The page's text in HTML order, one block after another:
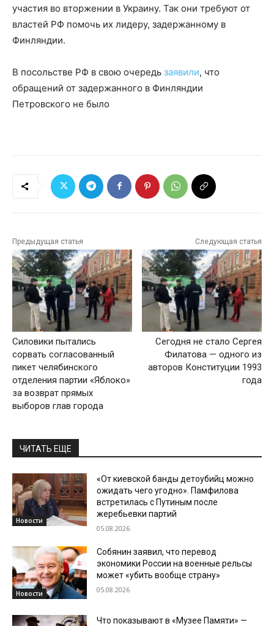
участия во вторжении в Украину. Так они требуют от
властей РФ помочь их лидеру, задержанному в
Финляндии.
В посольстве РФ в свою очередь заявили, что
обращений от задержанного в Финляндии
Петровского не было
Предыдущая статья
Силовики пытались
сорвать согласованный
пикет челябинского
отделения партии «Яблоко»
за возврат прямых
выборов глав города
Следующая статья
Сегодня не стало Сергея
Филатова — одного из
авторов Конституции 1993
года
ЧИТАТЬ ЕЩЕ
Новости
«От киевской банды детоубийц можно
ожидать чего угодно». Памфилова
встретилась с Путиным после
жеребьевки партий
05.08.2026
Новости
Собянин заявил, что перевод
экономики России на военные рельсы
может «убить вообще страну»
05.08.2026
Что показывают в «Музее Памяти» —